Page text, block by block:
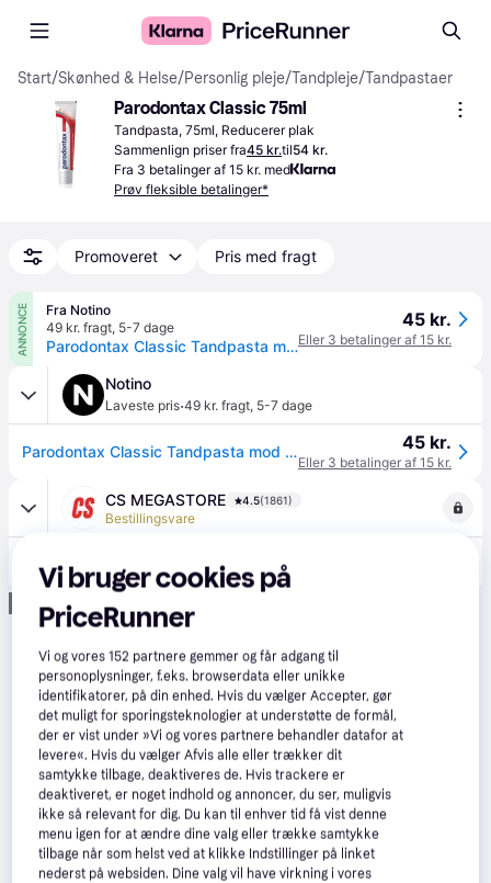
Start/Skønhed & Helse/Personlig pleje/Tandpleje/Tandpastaer
Parodontax Classic 75ml
Tandpasta, 75ml, Reducerer plak
Sammenlign priser fra45 kr.til54 kr.
Fra 3 betalinger af 15 kr. med
Prøv fleksible betalinger*
Promoveret Pris med fragt
ANNONCE
Fra Notino
49 kr. fragt, 5-7 dage
Parodontax Classic Tandpasta mod blødning uden fluor 75 ml - 75 ml
45 kr.
Eller 3 betalinger af 15 kr.
Notino
Laveste pris·49 kr. fragt, 5-7 dage
Parodontax Classic Tandpasta mod blødning uden fluor 75 ml - 75 ml 45 kr.
Eller 3 betalinger af 15 kr.
CS MEGASTORE 4.5(1861)
Bestillingsvare
(ComputerSalg) GSK PARODONTAX CLASSIC tandpasta 75 ml
Annonce
Vi bruger cookies på
PriceRunner
Vi og vores152 partnere gemmer og får adgang til
personoplysninger, f.eks. browserdata eller unikke
identifikatorer, på din enhed. Hvis du vælger Accepter, gør
det muligt for sporingsteknologier at understøtte de formål,
der er vist under »Vi og vores partnere behandler datafor at
levere«. Hvis du vælger Afvis alle eller trækker dit
samtykke tilbage, deaktiveres de. Hvis trackere er
deaktiveret, er noget indhold og annoncer, du ser, muligvis
ikke så relevant for dig. Du kan til enhver tid få vist denne
menu igen for at ændre dine valg eller trække samtykke
tilbage når som helst ved at klikke Indstillinger på linket
nederst på websiden. Dine valg vil have virkning i vores